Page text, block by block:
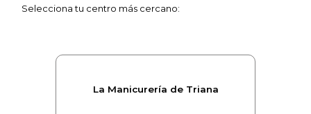
Selecciona tu centro más cercano:
La Manicurería de Triana